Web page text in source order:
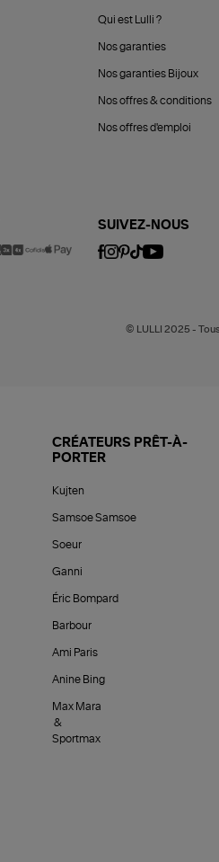
Qui est Lulli ?
Nos garanties
Nos garanties Bijoux
Nos offres & conditions
Nos offres d'emploi
SUIVEZ-NOUS
© LULLI 2025 -
CRÉATEURS PRÊT-À-
PORTER
Kujten
Samsoe Samsoe
Soeur
Ganni
Éric Bompard
Barbour
Ami Paris
Anine Bing
Max Mara
&
Sportmax